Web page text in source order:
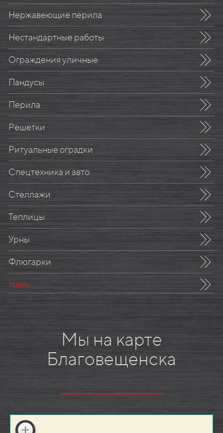
Нержавеющие перила
Нестандартные работы
Ограждения уличные
Пандусы
Перила
Решетки
Ритуальные оградки
Спецтехника и авто
Стеллажи
Теплицы
Урны
Флюгарки
Чаны
Мы на карте
Благовещенска